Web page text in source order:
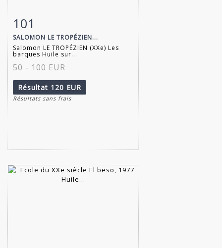
Fiche détaillée
101
SALOMON LE TROPÉZIEN...
Salomon LE TROPÉZIEN (XXe) Les
barques Huile sur...
50 - 100 EUR
Résultat 120 EUR
Résultats sans frais